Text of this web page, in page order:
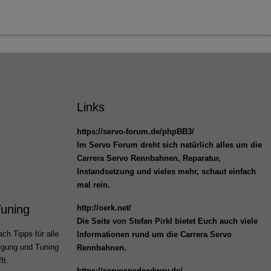
Tipps für alle
und Tuning
Links
https://servo-forum.de/phpBB3/
Im Servo Forum dreht sich natürlich alles um die
Carrera Servo Rennbahnen, Reparatur,
Instandsetzung und vieles mehr, schaut einfach
mal rein.
http://oerk.net/
Die Seite von Stefan Pirkl bietet Euch auch viele
Informationen rund um die Carrera Servo
Rennbahnen.